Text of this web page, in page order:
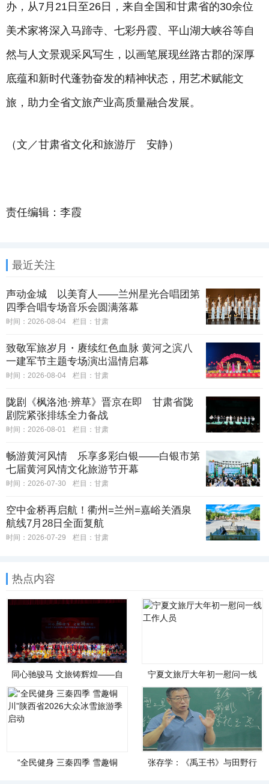
办，从7月21日至26日，来自全国和甘肃省的30余位
美术家将深入马蹄寺、七彩丹霞、平山湖大峡谷等自
然与人文景观采风写生，以画笔展现丝路古郡的深厚
底蕴和新时代蓬勃奋发的精神状态，用艺术赋能文
旅，助力全省文旅产业高质量融合发展。
（文／甘肃省文化和旅游厅 安静）
责任编辑：李霞
最近关注
声动金城 以美育人——兰州星光合唱团第
四季合唱专场音乐会圆满落幕
时间：2026-08-04 栏目： 甘肃
致敬军旅岁月・赓续红色血脉 黄河之滨八
一建军节主题专场演出温情启幕
时间：2026-08-04 栏目： 甘肃
陇剧《枫洛池·辨草》晋京在即 甘肃省陇
剧院紧张排练全力备战
时间：2026-08-01 栏目： 甘肃
畅游黄河风情 乐享多彩白银——白银市第
七届黄河风情文化旅游节开幕
时间：2026-07-30 栏目： 甘肃
空中金桥再启航！衢州=兰州=嘉峪关酒泉
航线7月28日全面复航
时间：2026-07-29 栏目： 甘肃
热点内容
同心驰骏马 文旅铸辉煌——自
华民族共同体意识联谊会
宁夏文旅厅大年初一慰问一线
“全民健身 三秦四季 雪趣铜
张存学：《禹王书》与田野行